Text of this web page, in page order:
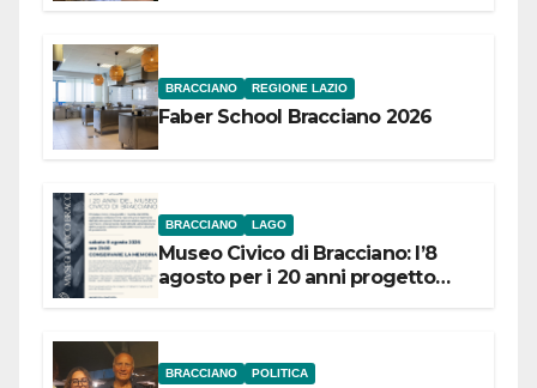
BRACCIANO REGIONE LAZIO
Faber School Bracciano 2026
BRACCIANO LAGO
Museo Civico di Bracciano: l’8
agosto per i 20 anni progetto
BRACCIANO POLITICA